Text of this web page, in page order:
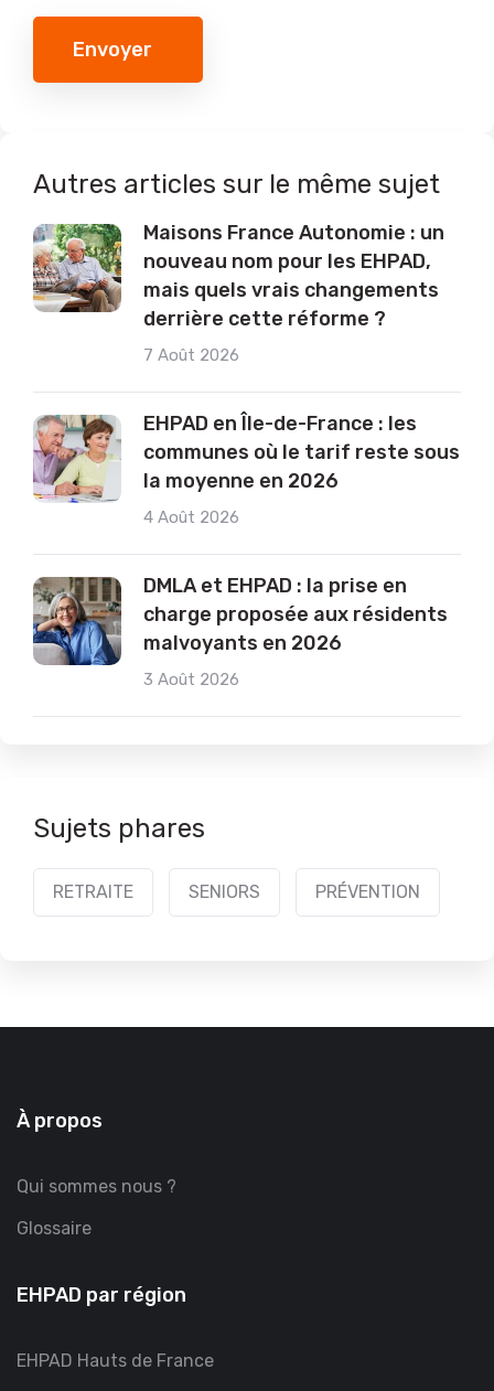
Envoyer
Autres articles sur le même sujet
Maisons France Autonomie : un
nouveau nom pour les EHPAD,
mais quels vrais changements
derrière cette réforme ?
7 Août 2026
EHPAD en Île-de-France : les
communes où le tarif reste sous
la moyenne en 2026
4 Août 2026
DMLA et EHPAD : la prise en
charge proposée aux résidents
malvoyants en 2026
3 Août 2026
Sujets phares
RETRAITE SENIORS PRÉVENTION
À propos
Qui sommes nous ?
Glossaire
EHPAD par région
EHPAD Hauts de France